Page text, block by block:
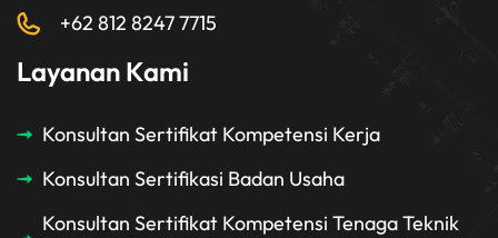
+62 812 8247 7715
Layanan Kami
Konsultan Sertifikat Kompetensi Kerja
Konsultan Sertifikasi Badan Usaha
Konsultan Sertifikat Kompetensi Tenaga Teknik